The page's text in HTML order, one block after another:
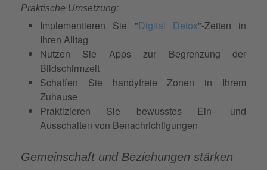
Praktische Umsetzung:
Implementieren Sie "Digital Detox"-Zeiten in
Ihren Alltag
Nutzen Sie Apps zur Begrenzung der
Bildschirmzeit
Schaffen Sie handyfreie Zonen in Ihrem
Zuhause
Praktizieren Sie bewusstes Ein- und
Ausschalten von Benachrichtigungen
Gemeinschaft und Beziehungen stärken